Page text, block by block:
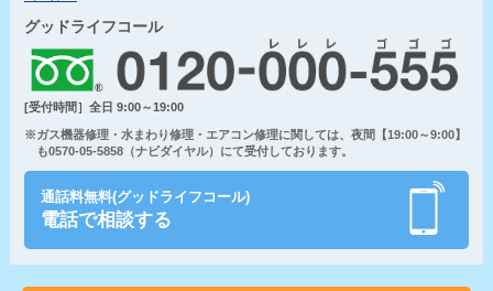
グッドライフコール
[受付時間］全日 9:00～19:00
※ガス機器修理・水まわり修理・エアコン修理に関しては、夜間【19:00～9:00】
も0570-05-5858（ナビダイヤル）にて受付しております。
通話料無料(グッドライフコール)
電話で相談する